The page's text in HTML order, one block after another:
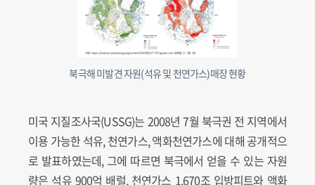
북극해 미발견 자원(석유 및 천연가스)매장 현황
미국 지질조사국(USSG)는 2008년 7월 북극권 전 지역에서
이용 가능한 석유, 천연가스, 액화천연가스에 대해 공개적으
로 발표하였는데, 그에 따르면 북극에서 얻을 수 있는 자원
량은 석유 900억 배럴, 천연가스 1,670조 입방피트와 액화